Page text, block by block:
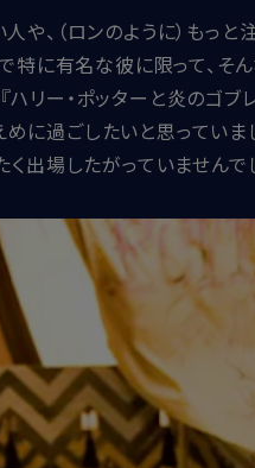
、（ロンのように）もっ
特に有名な彼に限って、そ
リー・ポッターと炎のゴブ
過ごしたいと思っていま
出場したがっていませんで